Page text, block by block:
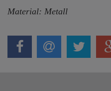
Material: Metall